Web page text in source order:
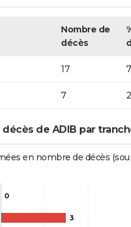
Nombre de
décès
17
7
de ADIB par
en nombre de décès
0
3